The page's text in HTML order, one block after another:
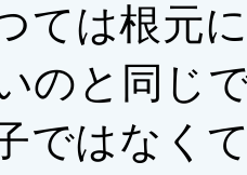
ては根元
のと同じ
ではなく